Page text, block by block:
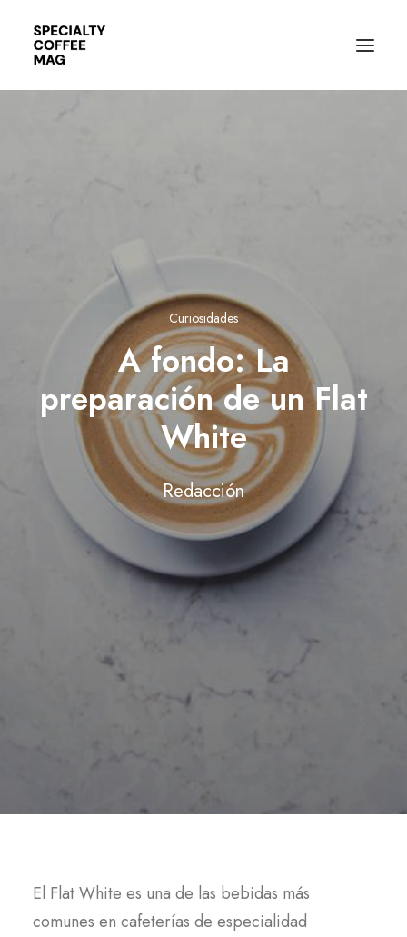
Curiosidades
A fondo: La
preparación de un Flat
White
Redacción
El Flat White es una de las bebidas más
comunes en cafeterías de especialidad